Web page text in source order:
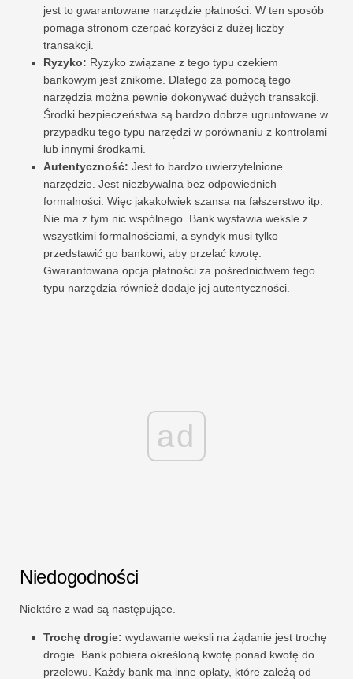
jest to gwarantowane narzędzie płatności. W ten sposób
pomaga stronom czerpać korzyści z dużej liczby
transakcji.
Ryzyko: Ryzyko związane z tego typu czekiem
bankowym jest znikome. Dlatego za pomocą tego
narzędzia można pewnie dokonywać dużych transakcji.
Środki bezpieczeństwa są bardzo dobrze ugruntowane w
przypadku tego typu narzędzi w porównaniu z kontrolami
lub innymi środkami.
Autentyczność: Jest to bardzo uwierzytelnione
narzędzie. Jest niezbywalna bez odpowiednich
formalności. Więc jakakolwiek szansa na fałszerstwo itp.
Nie ma z tym nic wspólnego. Bank wystawia weksle z
wszystkimi formalnościami, a syndyk musi tylko
przedstawić go bankowi, aby przelać kwotę.
Gwarantowana opcja płatności za pośrednictwem tego
typu narzędzia również dodaje jej autentyczności.
ad
Niedogodności
Niektóre z wad są następujące.
Trochę drogie: wydawanie weksli na żądanie jest trochę
drogie. Bank pobiera określoną kwotę ponad kwotę do
przelewu. Każdy bank ma inne opłaty, które zależą od